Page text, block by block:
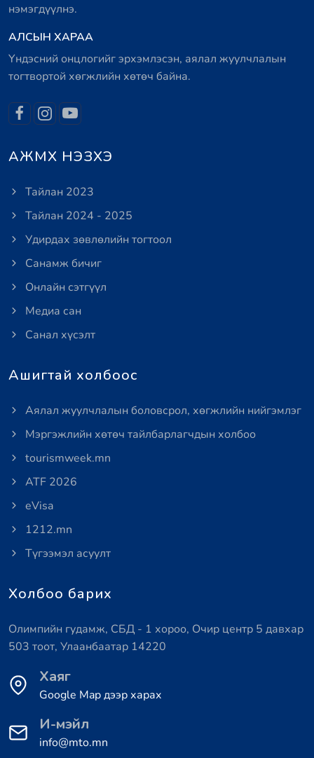
нэмэгдүүлнэ.
АЛСЫН ХАРАА
Үндэсний онцлогийг эрхэмлэсэн, аялал жуулчлалын
тогтвортой хөгжлийн хөтөч байна.
АЖМХ НЭЗХЭ
Тайлан 2023
Тайлан 2024 - 2025
Удирдах зөвлөлийн тогтоол
Санамж бичиг
Онлайн сэтгүүл
Медиа сан
Санал хүсэлт
Ашигтай холбоос
Аялал жуулчлалын боловсрол, хөгжлийн нийгэмлэг
Мэргэжлийн хөтөч тайлбарлагчдын холбоо
tourismweek.mn
ATF 2026
eVisa
1212.mn
Түгээмэл асуулт
Холбоо барих
Олимпийн гудамж, СБД - 1 хороо, Очир центр 5 давхар
503 тоот, Улаанбаатар 14220
Хаяг
Google Map дээр харах
И-мэйл
info@mto.mn